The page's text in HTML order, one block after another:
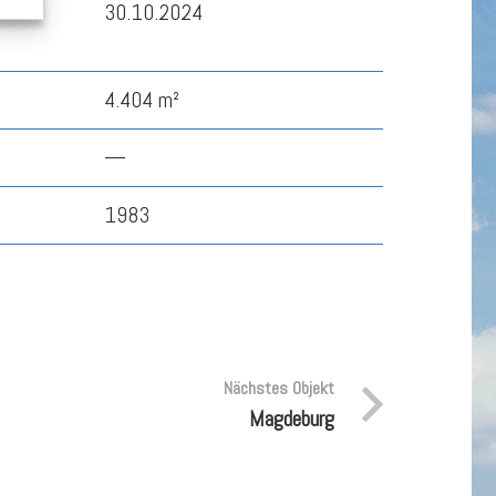
30.10.2024
4.404 m²
—
1983
Nächstes Objekt
Magdeburg